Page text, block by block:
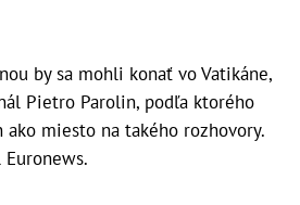
by sa mohli konať vo Vatikáne,
Pietro Parolin, podľa ktorého
ako miesto na takého rozhovory.